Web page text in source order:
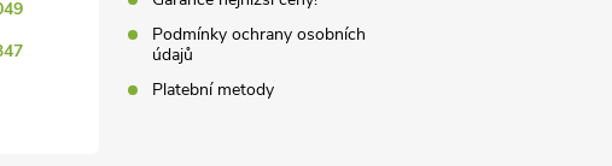
Podmínky ochrany osobních
údajů
Platební metody